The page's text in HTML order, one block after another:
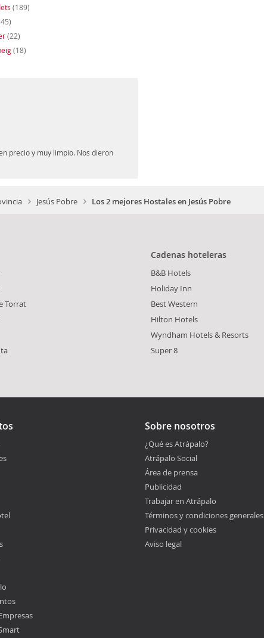
(189)
(22)
(18)
precio y muy limpio. Nos dieron
Jesús Pobre Los 2 mejores Hostales en Jesús Pobre
Torrat
Cadenas hoteleras
B&B Hotels
Holiday Inn
Best Western
Hilton Hotels
Wyndham Hotels & Resorts
Super 8
Sobre nosotros
¿Qué es Atrápalo?
Atrápalo Social
Área de prensa
Publicidad
Trabajar en Atrápalo
Términos y condiciones generales
Privacidad y cookies
Aviso legal